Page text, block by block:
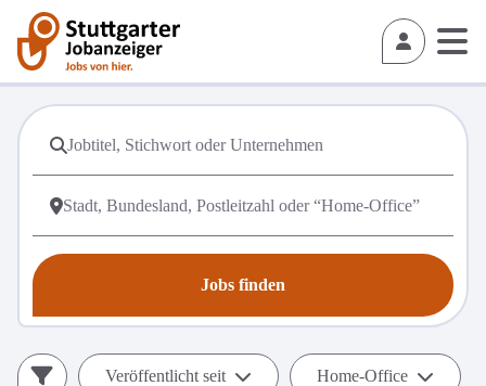
Jobs finden
Veröffentlicht seit Home-Office